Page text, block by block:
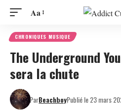
Aa
CHRONIQUES MUSIQUE
The Underground
sera la chute
ParBeachboyPublié le 23 mars